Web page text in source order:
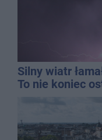
Silny wiatr
To nie koniec